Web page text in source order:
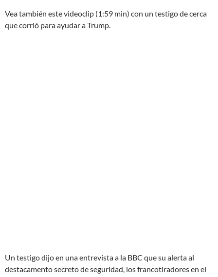
Vea también este videoclip (1:59 min) con un testigo de cerca
que corrió para ayudar a Trump.
Un testigo dijo en una entrevista a la BBC que su alerta al
destacamento secreto de seguridad, los francotiradores en el